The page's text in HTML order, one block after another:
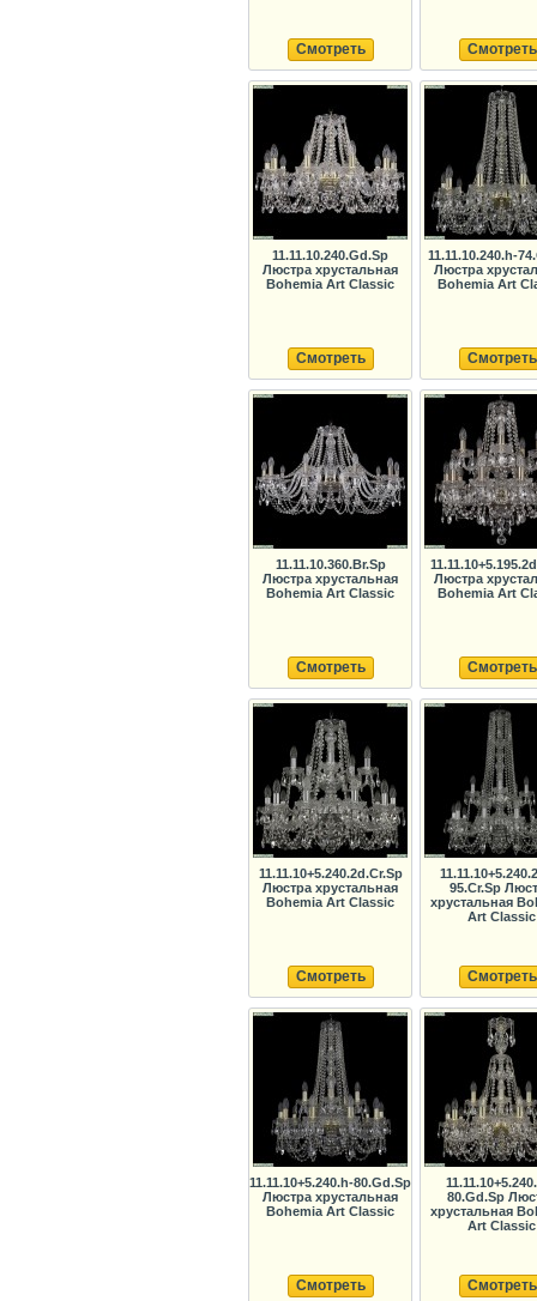
Смотреть Смотреть
11.11.10.240.Gd.Sp
Люстра хрустальная
Bohemia Art Classic
Смотреть
11.11.10.240.h-
Люстра
Bohemia Art
Смотреть
11.11.10.360.Br.Sp
Люстра хрустальная
Bohemia Art Classic
Смотреть
Люстра
Bohemia Art
Смотреть
11.11.10+5.240.2d.Cr.Sp
Люстра хрустальная
Bohemia Art Classic
Смотреть
95.Cr.Sp
хрустальная
Art Classic
Смотреть
11.11.10+5.240.h-80.Gd.Sp
Люстра хрустальная
Bohemia Art Classic
Смотреть
80.Gd.Sp
хрустальная
Art Classic
Смотреть